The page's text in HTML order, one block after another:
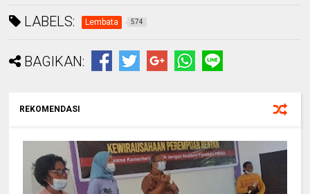
LABELS: Lembata 574
BAGIKAN:
REKOMENDASI